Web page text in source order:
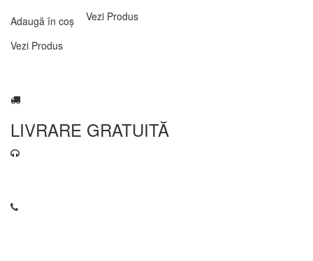
Adaugă în coș
Vezi Produs
Vezi Produs
LIVRARE GRATUITĂ